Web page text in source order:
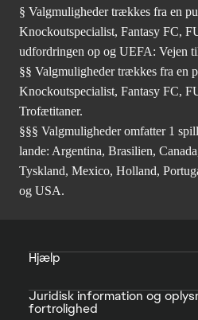
§ Valgmuligheder trækkes fra en
Knockoutspecialist, Fantasy FC,
udfordringen op og UEFA: Vejen
§§ Valgmuligheder trækkes fra en
Knockoutspecialist, Fantasy FC,
Trofætitaner.
§§§ Valgmuligheder omfatter 1
lande: Argentina, Brasilien,
Tyskland, Mexico, Holland,
og USA.
Hjælp
Juridisk information og
fortrolighed